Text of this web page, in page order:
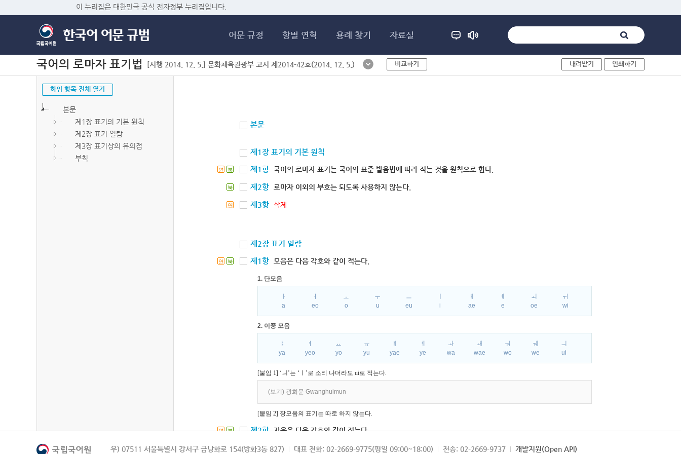
이 누리집은 대한민국 공식 전자정부 누리집입니다.
어문 규정 항별 연혁 용례 찾기 자료실
국어의 로마자 표기법 [시행 2014. 12. 5.] 문화체육관광부 고시 제2014-42호(2014. 12. 5.) 비교하기 내려받기 인쇄하기
하위 항목 전체 열기
본문
제1장 표기의 기본 원칙
제2장 표기 일람
제3장 표기상의 유의점
부칙
본문
제1장 표기의 기본 원칙
연 북 제1항 국어의 로마자 표기는 국어의 표준 발음법에 따라 적는 것을 원칙으로 한다.
북 제2항 로마자 이외의 부호는 되도록 사용하지 않는다.
연 제3항 삭제
제2장 표기 일람
연 북 제1항 모음은 다음 각호와 같이 적는다.
1. 단모음
ㅏ
a
ㅓ
eo
ㅗ
o
ㅜ
u
ㅡ
eu
i
ㅐ
ae
ㅔ
e
ㅚ
oe
ㅟ
wi
2. 이중 모음
ㅑ
ya
ㅕ
yeo
ㅛ
yo
ㅠ
yu
ㅒ
yae
ㅖ
ye
ㅘ
wa
ㅙ
wae
ㅝ
wo
ㅞ
we
ㅢ
ui
[붙임 1] ‘ㅢ’는 ‘ㅣ’로 소리 나더라도 ui로 적는다.
(보기) 광희문 Gwanghuimun
[붙임 2] 장모음의 표기는 따로 하지 않는다.
연 북 제2항 자음은 다음 각호와 같이 적는다.
1. 파열음
우) 07511 서울특별시 강서구 금낭화로 154(방화3동 827) 대표 전화: 02-2669-9775(평일 09:00~18:00) 전송: 02-2669-9737 개발지원(Open API)